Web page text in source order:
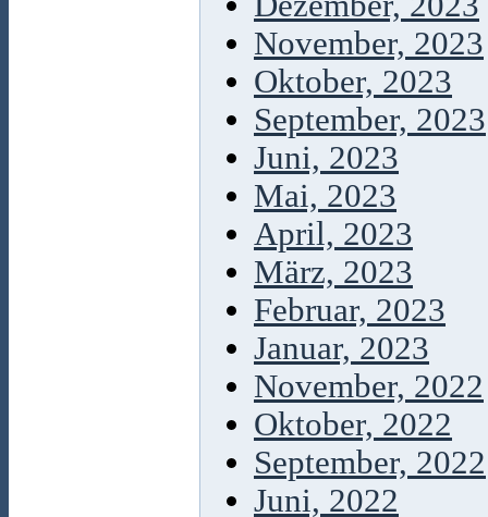
November, 2023
Oktober, 2023
September, 2023
Juni, 2023
Mai, 2023
April, 2023
März, 2023
Februar, 2023
Januar, 2023
November, 2022
Oktober, 2022
September, 2022
Juni, 2022